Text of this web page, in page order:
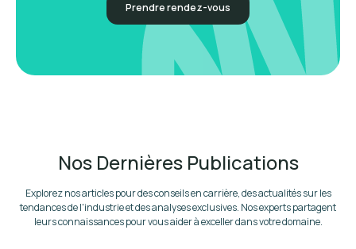
Prendre rendez-vous
Nos Dernières Publications
Explorez nos articles pour des conseils en carrière, des actualités sur les
tendances de l'industrie et des analyses exclusives. Nos experts partagent
leurs connaissances pour vous aider à exceller dans votre domaine.